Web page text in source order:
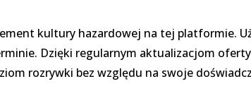
kultury hazardowej na tej platformie.
Dzięki regularnym aktualizacjom
rozrywki bez względu na swoje